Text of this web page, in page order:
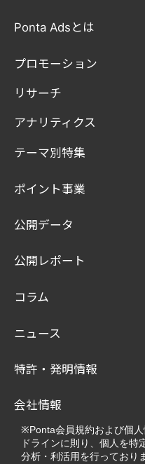
Ponta Adsとは
プロモーション
リサーチ
アナリティクス
テーマ別特集
ポイント事業
公開データ
公開レポート
コラム
ニュース
特許・発明情報
会社情報
※Ponta会員規約および個
ドラインに則り、個人を特
分析・利活用を行っており